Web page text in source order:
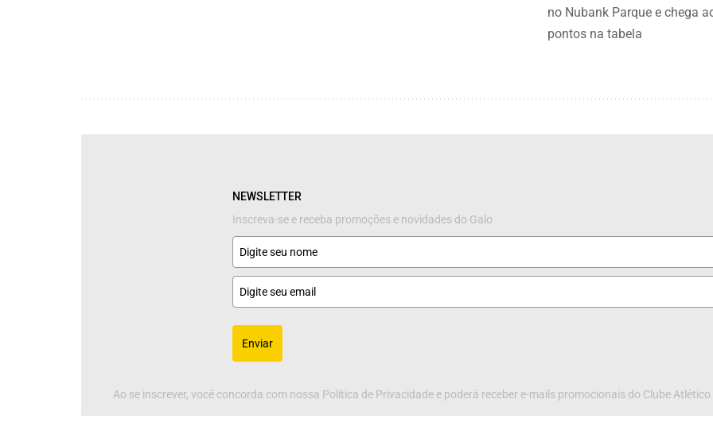
no Nubank Parque e chega
pontos na tabela
NEWSLETTER
Inscreva-se e receba promoções e novidades do Galo
Enviar
Ao se inscrever, você concorda com nossa Política de Privacidade e poderá receber e-mails promocionais do Clube